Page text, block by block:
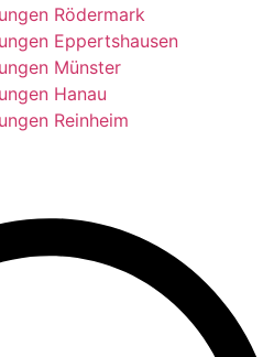
Rödermark
Eppertshausen
Münster
Hanau
Reinheim